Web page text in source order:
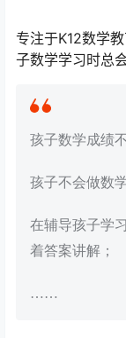
专注于K12数学
子数学学习时总
孩子数学成绩
孩子不会做数
在辅导孩子学
着答案讲解；
……